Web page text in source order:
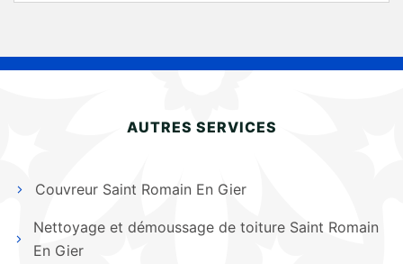
AUTRES SERVICES
Couvreur Saint Romain En Gier
Nettoyage et démoussage de toiture Saint Romain
En Gier